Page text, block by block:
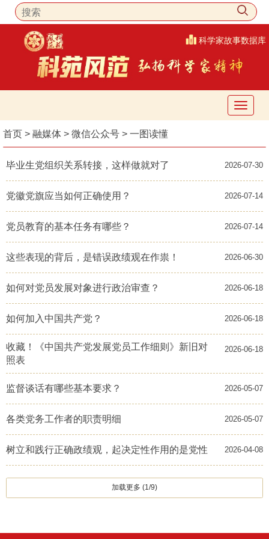
科学家故事数据库
首页 > 融媒体 > 微信公众号 > 一图读懂
毕业生党组织关系转接，这样做就对了 2026-07-30
党徽党旗应当如何正确使用？ 2026-07-14
​党员教育的基本任务有哪些？ 2026-07-14
这些表现的背后，是错误政绩观在作祟！ 2026-06-30
如何对党员发展对象进行政治审查？ 2026-06-18
​如何加入中国共产党？ 2026-06-18
收藏！《中国共产党发展党员工作细则》新旧对
照表
2026-06-18
监督谈话有哪些基本要求？ 2026-05-07
各类党务工作者的职责明细 2026-05-07
树立和践行正确政绩观，起决定性作用的是党性 2026-04-08
加载更多 (1/9)